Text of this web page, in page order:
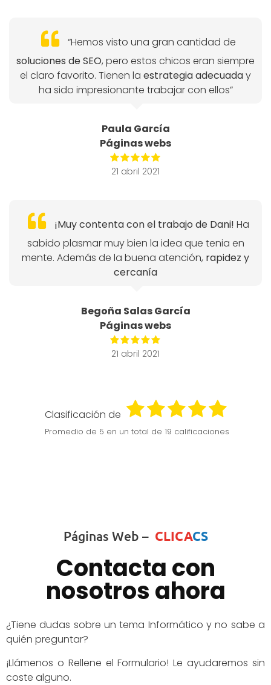
“Hemos visto una gran cantidad de
soluciones de SEO, pero estos chicos eran siempre
el claro favorito. Tienen la estrategia adecuaday
ha sido impresionante trabajar con ellos”
Paula García
Páginas webs
21 abril 2021
¡Muy contenta con el trabajo de Dani! Ha
sabido plasmar muy bien la idea que tenia en
mente. Además de la buena atención, rapidez y
cercanía
Begoña Salas García
Páginas webs
21 abril 2021
Clasificación de
Promedio de 5 en un total de 19 calificaciones
Páginas Web – CLICACS
Contacta con
nosotros ahora
¿Tiene dudas sobre un tema Informático y no sabe a
quién preguntar?
¡Llámenos o Rellene el Formulario! Le ayudaremos sin
coste alguno.